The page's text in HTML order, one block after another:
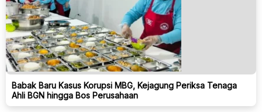
Babak Baru Kasus Korupsi MBG, Kejagung Periksa Tenaga
Ahli BGN hingga Bos Perusahaan